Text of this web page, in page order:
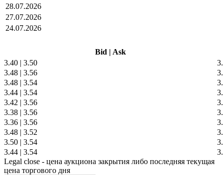
28.07.2026
27.07.2026
24.07.2026
Bid | Ask
3.40 | 3.50
3.48 | 3.56
3.48 | 3.54
3.44 | 3.54
3.42 | 3.56
3.38 | 3.56
3.36 | 3.56
3.48 | 3.52
3.50 | 3.54
3.44 | 3.54
Legal close - цена аукциона закрытия либо последняя текущая
цена торгового дня